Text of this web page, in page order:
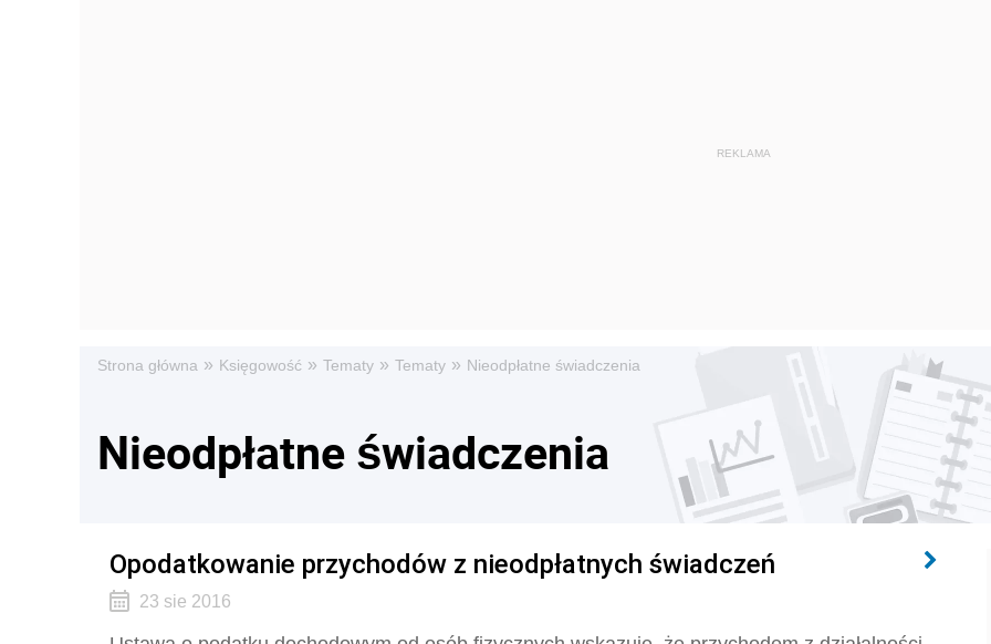
Strona główna » Księgowość » Tematy » Tematy » Nieodpłatne świadczenia
Nieodpłatne świadczenia
Opodatkowanie przychodów z nieodpłatnych świadczeń
23 sie 2016